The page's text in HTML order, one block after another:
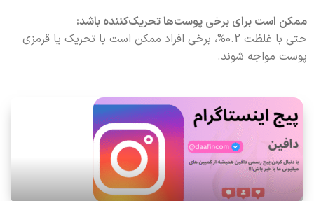
ممکن است برای برخی پوست‌ها تحریک‌کننده باشد:
حتی با غلظت 0.2%، برخی افراد ممکن است با تحریک یا قرمزی
پوست مواجه شوند.